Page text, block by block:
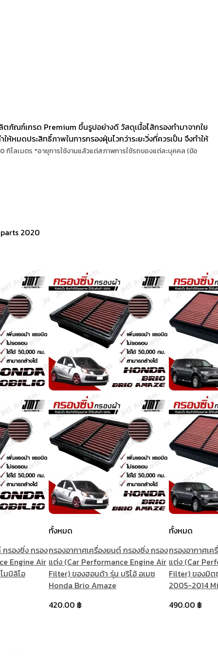
ภัณฑ์เกรด Premium ขึ้นรูปอย่างดี วัสดุเนื้อไส้กรองทำมาจากใย
ห้หมดประสิทธิ์ภาพในการกรองฝุ่นไวกว่าระยะวิ่งที่ควรเป็น จึงทำให้
กิโลเมตร *อายุการใช้งานแล้วแต่สภาพการใช้รถของแต่ละบุคคล (ข้อ
2020
รองซิ่ง กรอง
Engine Air
มบิลิโอ
ทั้งหมด
กรองอากาศเครื่องยนต์ กรองซิ่ง กรอง
แต่ง (Car Performance Engine Air
Filter) ของฮอนด้า รุ่น บริโอ้ อเมซ
Honda Brio Amaze
420.00 ฿
ทั้งหมด
กรองอากาศเ
แต่ง (Car
Filter) ของมิต
2005-2014
490.00 ฿